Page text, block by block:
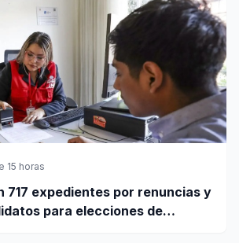
15 horas
717 expedientes por renuncias y
para elecciones de